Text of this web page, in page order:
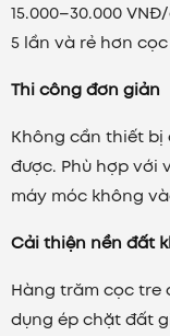
công
nhỏ
15.000–30.000
5 lần và rẻ hơn
Thi công đơn giản
Không cần thiết
được. Phù hợp với
máy móc không
Cải thiện nền đất
Hàng trăm cọc tre
dụng ép chặt đất